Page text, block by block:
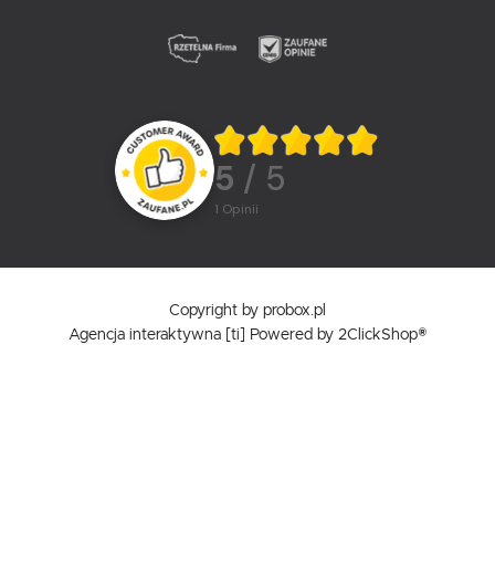
5 / 5
1 opinii
Copyright by probox.pl
Agencja interaktywna
[ti] Powered by 2ClickShop®